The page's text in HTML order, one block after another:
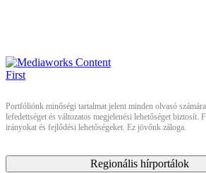
Portfóliónk minőségi tartalmat jelent minden olvasó
lefedettséget és változatos megjelenési lehetőséget biztosít.
irányokat és fejlődési lehetőségeket. Ez jövőnk záloga.
Regionális hírportálok